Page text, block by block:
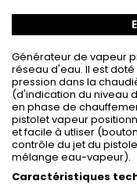
Générateur de vapeur
réseau d'eau. Il est
pression dans la
(d'indication du niveau
en phase de
pistolet vapeur
et facile à utliser
contrôle du jet du
mélange eau-vapeur).
Caractéristiques